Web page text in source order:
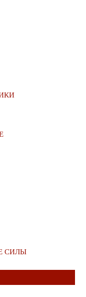
СИЛЫ